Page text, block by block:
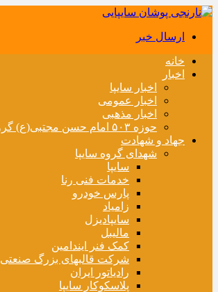
ارسال خبر
خانه
اخبار
اخبار سایپا
اخبار عمومی
اخبار مذهبی
حوزه ۵۰۳ امام حسن مجتبی(ع) گروه سایپا
جهاد و شهادت
شهدای گروه سایپا
سایپا
خدمات فنی رنا
پارس خودرو
زامیاد
سایپادیزل
مالیبل
کمک فنر ایندامین
شرکت قالبهای بزرگ صنعتی
رادیاتور ایران
پلاسکوکار سایپا